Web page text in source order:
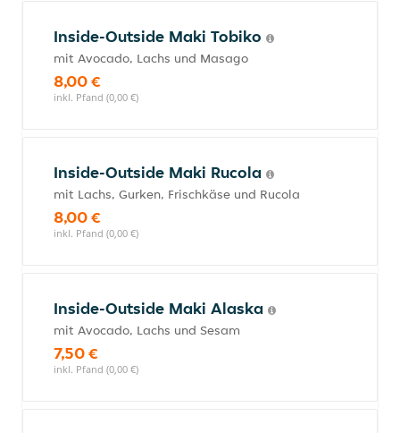
Inside-Outside Maki Tobiko
mit Avocado, Lachs und Masago
8,00 €
inkl. Pfand (0,00 €)
Inside-Outside Maki Rucola
mit Lachs, Gurken, Frischkäse und Rucola
8,00 €
inkl. Pfand (0,00 €)
Inside-Outside Maki Alaska
mit Avocado, Lachs und Sesam
7,50 €
inkl. Pfand (0,00 €)